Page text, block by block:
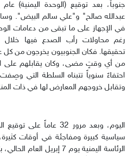
في الإجهاز على ما تبقى من دعامات
رغم محاولات رأب الصدع فيها خلال
تحقيقها. فكان الجنوبيون يخرجون من كل
من أي وقتٍ مضى، وكان يقابلهم على
احتفاءً سنوياً تتبناه السلطة التي
وتقابل خروجهم المعارض لها في ذات
اليوم، وبعد مرور 32 عاماً
سياسية كبيرة ومفاجئة في أوقات
الرئاسة اليمنية يوم 7